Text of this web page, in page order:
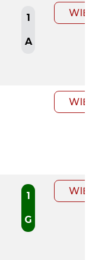
1
A
1
G